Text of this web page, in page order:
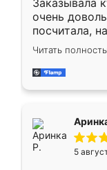
Заказывала
очень
посчитала,
Замерщик
делу со
за день,
Читать
5